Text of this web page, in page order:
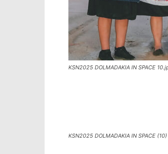
KSN2025 DOLMADAKIA IN SPACE
KSN2025 DOLMADAKIA IN SPACE (10)